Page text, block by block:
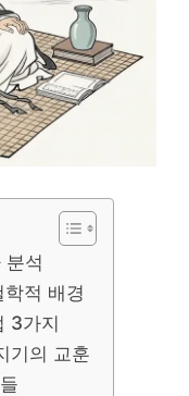
분석
적 배경
3가지
기의 교훈